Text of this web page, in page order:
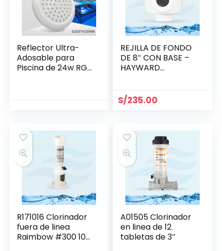
Reflector Ultra-
Adosable para
Piscina de 24w RGB
REJILLA DE FONDO
DE 8″ CON BASE –
HAYWARD
S/235.00
R171016 Clorinador
fuera de linea
Raimbow #300 10
A01505 Clorinador
en linea de 12
tabletas de 3″